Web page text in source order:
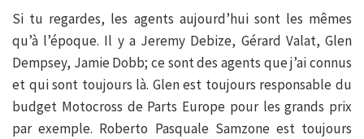
Si tu regardes, les agents aujourd’hui sont les mêmes
qu’à l’époque. Il y a Jeremy Debize, Gérard Valat, Glen
Dempsey, Jamie Dobb; ce sont des agents que j’ai connus
et qui sont toujours là. Glen est toujours responsable du
budget Motocross de Parts Europe pour les grands prix
par exemple. Roberto Pasquale Samzone est toujours